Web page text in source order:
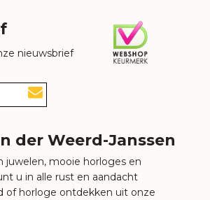
nieuwsbrief
der Weerd-Janssen
juwelen, mooie horloges en
u in alle rust en aandacht
of horloge ontdekken uit onze